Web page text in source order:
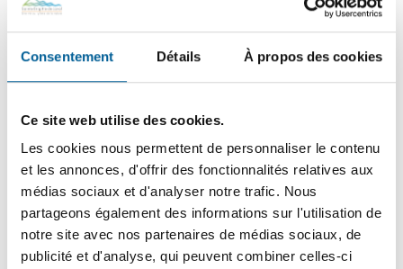
Consentement Détails À propos des cookies
Ce site web utilise des cookies.
Les cookies nous permettent de personnaliser le contenu
et les annonces, d'offrir des fonctionnalités relatives aux
médias sociaux et d'analyser notre trafic. Nous
partageons également des informations sur l'utilisation de
notre site avec nos partenaires de médias sociaux, de
publicité et d'analyse, qui peuvent combiner celles-ci
changement jusqu’à mardi
La Ville informe les citoyens qu’une coupure d’eau aux
adresses desservies par le réseau d'aqueduc municipal
est planifiée…